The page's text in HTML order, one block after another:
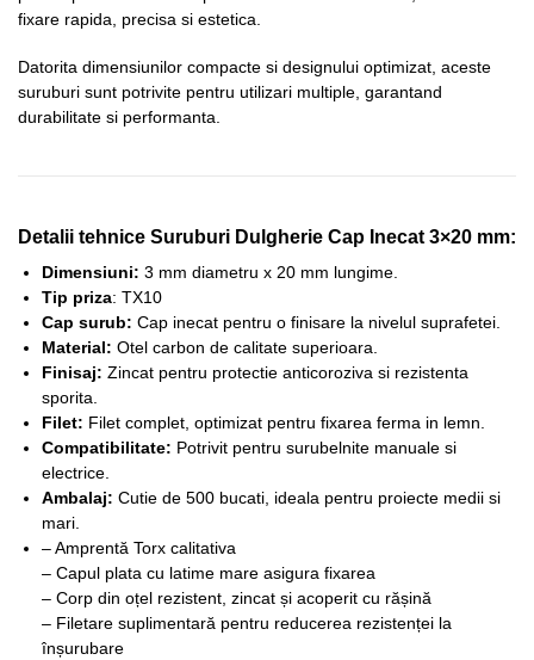
fixare rapida, precisa si estetica.
Datorita dimensiunilor compacte si designului optimizat, aceste
suruburi sunt potrivite pentru utilizari multiple, garantand
durabilitate si performanta.
Detalii tehnice Suruburi Dulgherie Cap Inecat 3×20 mm:
Dimensiuni: 3 mm diametru x 20 mm lungime.
Tip priza: TX10
Cap surub: Cap inecat pentru o finisare la nivelul suprafetei.
Material: Otel carbon de calitate superioara.
Finisaj: Zincat pentru protectie anticoroziva si rezistenta
sporita.
Filet: Filet complet, optimizat pentru fixarea ferma in lemn.
Compatibilitate: Potrivit pentru surubelnite manuale si
electrice.
Ambalaj: Cutie de 500 bucati, ideala pentru proiecte medii si
mari.
– Amprentă Torx calitativa
– Capul plata cu latime mare asigura fixarea
– Corp din oțel rezistent, zincat și acoperit cu rășină
– Filetare suplimentară pentru reducerea rezistenței la
înșurubare